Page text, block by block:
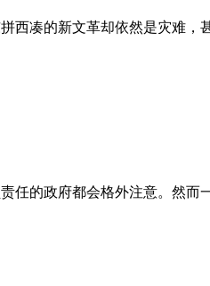
西凑的新文革却依然是灾难
任的政府都会格外注意。然